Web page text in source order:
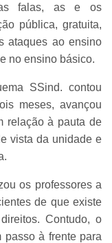
falas, as e os
pública, gratuita,
ataques ao ensino
no ensino básico.
SSind. contou
meses, avançou
relação à pauta de
vista da unidade e
os professores a
de que existe
Contudo, o
passo à frente para